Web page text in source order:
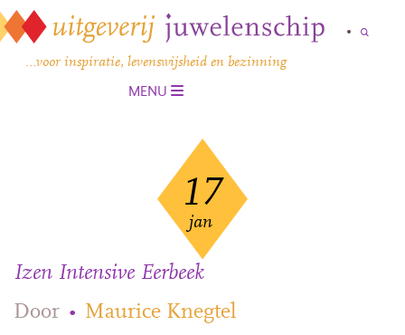
…voor inspiratie, levenswijsheid en bezinning
MENU
17
jan
Izen Intensive Eerbeek
Door • Maurice Knegtel